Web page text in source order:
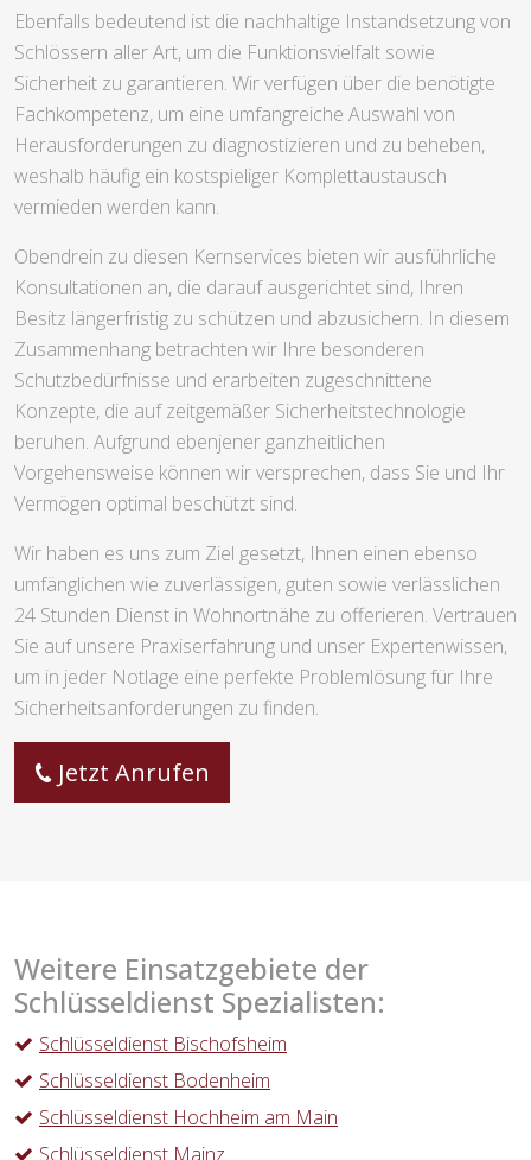
Ebenfalls bedeutend ist die nachhaltige Instandsetzung von
Schlössern aller Art, um die Funktionsvielfalt sowie
Sicherheit zu garantieren. Wir verfügen über die benötigte
Fachkompetenz, um eine umfangreiche Auswahl von
Herausforderungen zu diagnostizieren und zu beheben,
weshalb häufig ein kostspieliger Komplettaustausch
vermieden werden kann.
Obendrein zu diesen Kernservices bieten wir ausführliche
Konsultationen an, die darauf ausgerichtet sind, Ihren
Besitz längerfristig zu schützen und abzusichern. In diesem
Zusammenhang betrachten wir Ihre besonderen
Schutzbedürfnisse und erarbeiten zugeschnittene
Konzepte, die auf zeitgemäßer Sicherheitstechnologie
beruhen. Aufgrund ebenjener ganzheitlichen
Vorgehensweise können wir versprechen, dass Sie und Ihr
Vermögen optimal beschützt sind.
Wir haben es uns zum Ziel gesetzt, Ihnen einen ebenso
umfänglichen wie zuverlässigen, guten sowie verlässlichen
24 Stunden Dienst in Wohnortnähe zu offerieren. Vertrauen
Sie auf unsere Praxiserfahrung und unser Expertenwissen,
um in jeder Notlage eine perfekte Problemlösung für Ihre
Sicherheitsanforderungen zu finden.
Jetzt Anrufen
Weitere Einsatzgebiete der
Schlüsseldienst Spezialisten:
Schlüsseldienst Bischofsheim
Schlüsseldienst Bodenheim
Schlüsseldienst Hochheim am Main
Schlüsseldienst Mainz